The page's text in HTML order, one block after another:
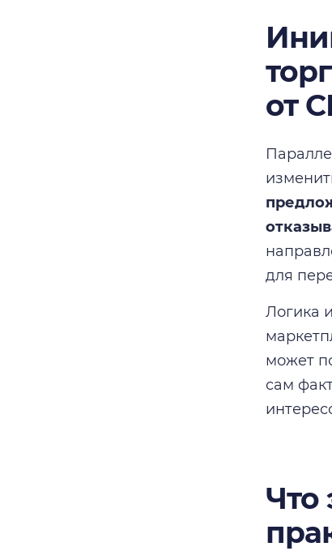
от
для
Логика
может
сам
Что